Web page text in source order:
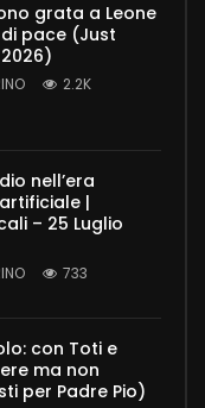
grata a Leone
pace (Just
2.2K
nell’era
|
– 25 Luglio
733
con Toti e
ma non
per Padre Pio)